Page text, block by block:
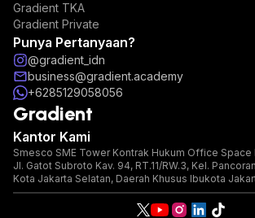
Gradient TKA
Gradient Private
Punya Pertanyaan?
@gradient_idn
business@gradient.academy
+6285129058056
Gradient
Kantor Kami
Smesco SME Tower Kontrak Hukum Office Space
Jl. Gatot Subroto Kav. 94, RT.11/RW.3, Kel.
Kota Jakarta Selatan, Daerah Khusus Ibukota